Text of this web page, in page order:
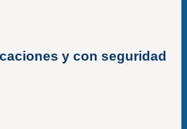
y con seguridad